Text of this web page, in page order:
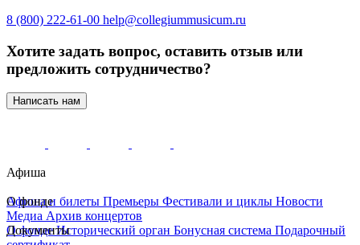
8 (800) 222-61-00 help@collegiummusicum.ru
Хотите задать вопрос, оставить отзыв или
предложить сотрудничество?
Написать нам
Афиша
Афиша и билеты Премьеры Фестивали и циклы Новости
Медиа Архив концертов
О фонде
О фондеИсторический орган Бонусная система Подарочный
Документы